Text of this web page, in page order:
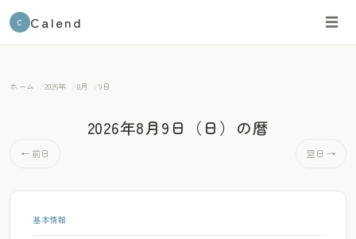
C Calend ☰
ホーム 2026年 8月 9日
← 前日
2026年8月9日（日） の暦
翌日 →
基本情報